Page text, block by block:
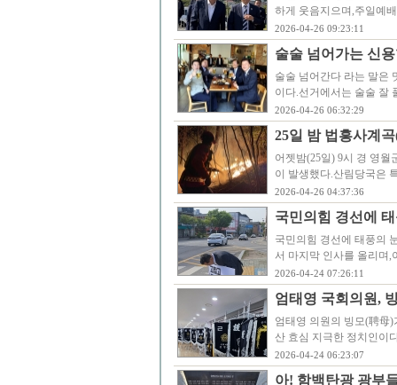
하게 웃음지으며,주일예
2026-04-26 09:23:11
술술 넘어가는 신
술술 넘어간다 라는 말은
이다.선거에서는 술술 잘
2026-04-26 06:32:29
25일 밤 법흥사계
어젯밤(25일) 9시 경 영월
이 발생했다.산림당국은
2026-04-26 04:37:36
국민의힘 경선에
국민의힘 경선에 태풍의
서 마지막 인사를 올리며
2026-04-24 07:26:11
엄태영 국회의원,
엄태영 의원의 빙모(聘母
산 효심 지극한 정치인이
2026-04-24 06:23:07
아! 함백탄광 광부